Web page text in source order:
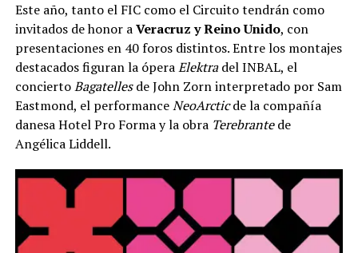
Este año, tanto el FIC como el Circuito tendrán como
invitados de honor aVeracruz y Reino Unido, con
presentaciones en 40 foros distintos. Entre los montajes
destacados figuran la óperaElektradel INBAL, el
conciertoBagatellesde John Zorn interpretado por Sam
Eastmond, el performanceNeoArcticde la compañía
danesa Hotel Pro Forma y la obra Terebrantede
Angélica Liddell.